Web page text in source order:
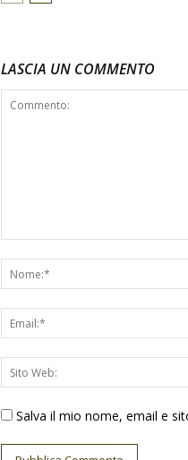
LASCIA UN COMMENTO
Salva il mio nome, email e